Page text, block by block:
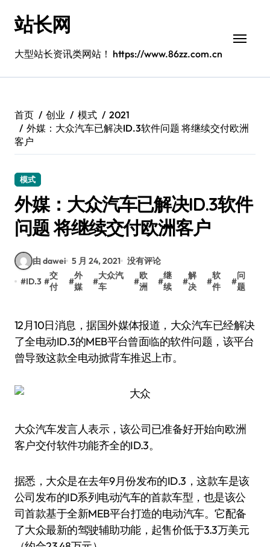
站长网
大型站长资讯类网站！ https://www.86zz.com.cn
首页 创业 模式
2021
外媒：大众汽车已解决ID.3软件问题 将继续交付欧洲
客户
模式
外媒：大众汽车已解决ID.3软件
问题 将继续交付欧洲客户
由 dawei 5 月 24, 2021 没有评论
#ID.3 #
交
付
#
外
媒
#
大众汽
车
#
欧
洲
#
继
续
#
解
决
#
软
件
#
问
题
12月10日消息，据国外媒体报道，大众汽车已经解决
了全电动ID.3的MEB平台曾面临的软件问题，该平台
曾导致这款全电动掀背车推迟上市。
大众汽车发言人表示，该公司已准备好开始向欧洲
客户交付软件功能齐全的ID.3。
据悉，大众是在去年9月份发布的ID.3，这款车是该
公司发布的ID系列电动汽车的首款车型，也是该公
司首款基于全新MEB平台打造的电动汽车。它配备
了大众最新的驾驶辅助功能，起售价低于3.3万美元